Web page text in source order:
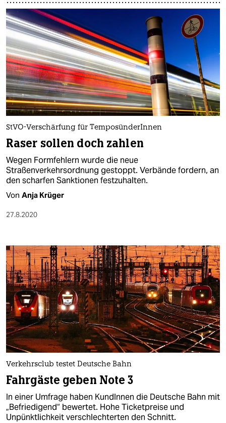
StVO-Verschärfung für TemposünderInnen
Raser sollen doch zahlen
Wegen Formfehlern wurde die neue
Straßenverkehrsordnung gestoppt. Verbände fordern, an
den scharfen Sanktionen festzuhalten.
Von Anja Krüger
27.8.2020
Verkehrsclub testet Deutsche Bahn
Fahrgäste geben Note 3
In einer Umfrage haben KundInnen die Deutsche Bahn mit
„Befriedigend“ bewertet. Hohe Ticketpreise und
Unpünktlichkeit verschlechterten den Schnitt.